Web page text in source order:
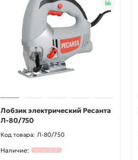
Лобзик электрический Ресанта
Л-80/750
Л-80/750